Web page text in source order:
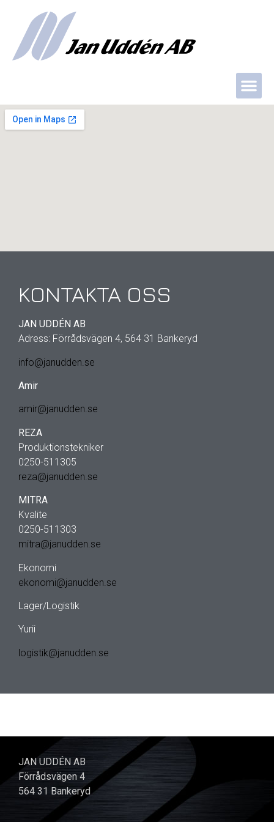
KONTAKTA OSS
JAN UDDÉN AB
Adress: Förrådsvägen 4, 564 31 Bankeryd
info@janudden.se
Amir
amir@janudden.se
REZA
Produktionstekniker
0250-511305
reza@janudden.se
MITRA
Kvalite
0250-511303
mitra@janudden.se
Ekonomi
ekonomi@janudden.se
Lager/Logistik
Yurii
logistik@janudden.se
JAN UDDÉN AB
Förrådsvägen 4
564 31 Bankeryd